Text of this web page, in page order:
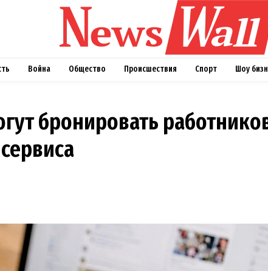
Война Общество Происшествия Спорт Шоу
бронировать